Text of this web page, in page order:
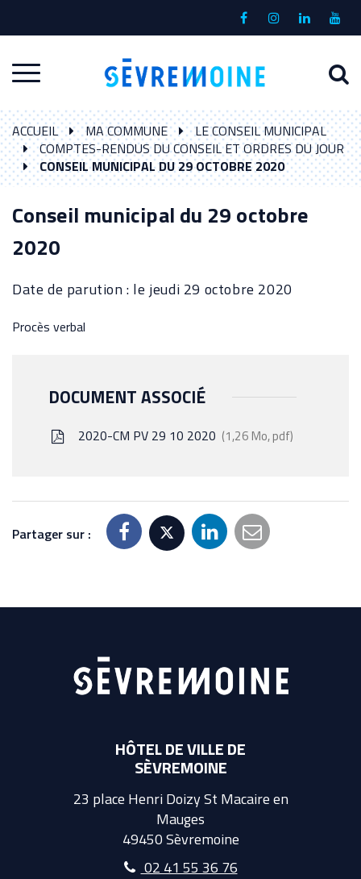
Lien
compte
Lien
Lien
compte
Lien
la
Aller
à
la
navigation
à
ACCUEIL MA COMMUNE
LE CONSEIL MUNICIPAL
COMPTES-RENDUS DU CONSEIL ET ORDRES DU JOUR
CONSEIL MUNICIPAL DU 29 OCTOBRE 2020
Conseil municipal du 29 octobre
2020
Date de parution : le jeudi 29 octobre 2020
Procès verbal
DOCUMENT ASSOCIÉ
2020-CM PV 29 10 2020 1,26 Mo, pdf
Partager sur :
HÔTEL DE VILLE DE
SÈVREMOINE
23 place Henri Doizy St Macaire en
Mauges
49450 Sèvremoine
02 41 55 36 76